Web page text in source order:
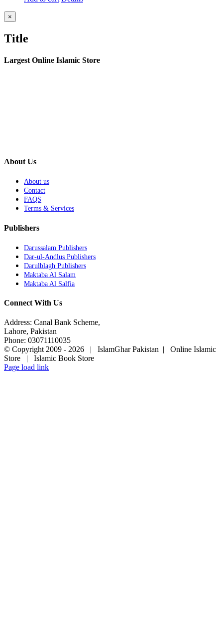
Close
product
view
×
Title
Largest Online Islamic Store
About Us
About us
Contact
FAQS
Terms & Services
Publishers
Darussalam Publishers
Dar-ul-Andlus Publishers
Darulblagh Publishers
Maktaba Al Salam
Maktaba Al Salfia
Connect With Us
Address: Canal Bank Scheme,
Lahore, Pakistan
Phone: 03071110035
© Copyright 2009 - 2026 | IslamGhar Pakistan | Online Islamic
Store | Islamic Book Store
Page load link